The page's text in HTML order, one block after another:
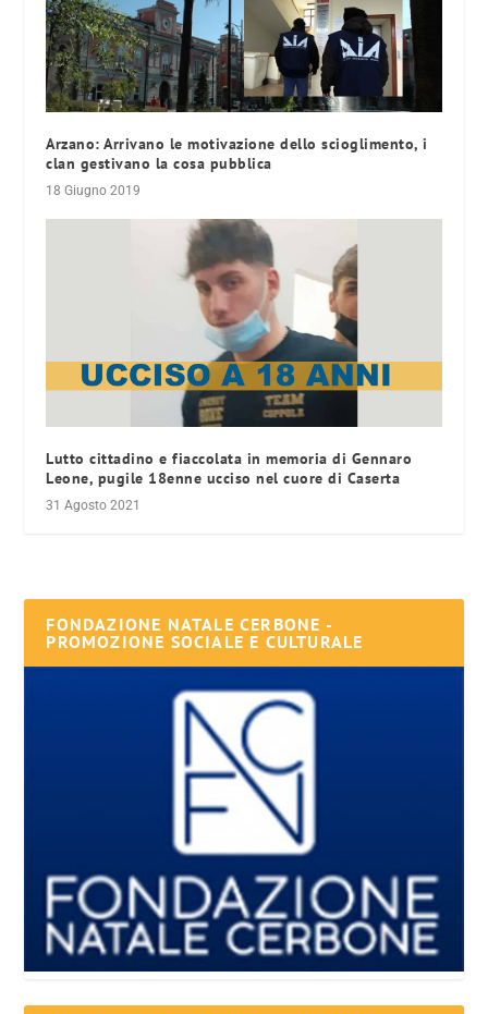
Arzano: Arrivano le motivazione dello scioglimento, i
clan gestivano la cosa pubblica
18 Giugno 2019
Lutto cittadino e fiaccolata in memoria di Gennaro
Leone, pugile 18enne ucciso nel cuore di Caserta
31 Agosto 2021
FONDAZIONE NATALE CERBONE -
PROMOZIONE SOCIALE E CULTURALE